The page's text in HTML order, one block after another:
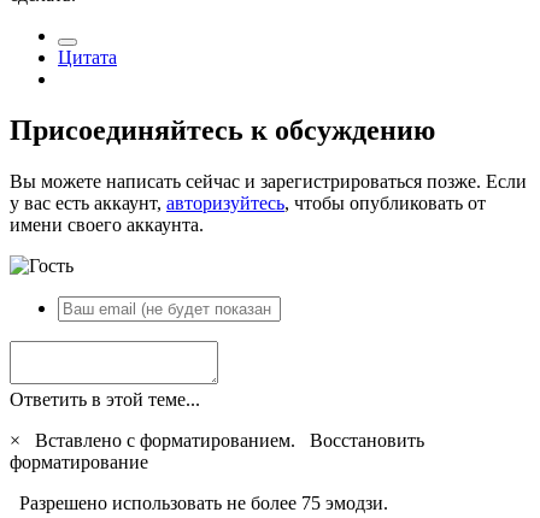
Цитата
Присоединяйтесь к обсуждению
Вы можете написать сейчас и зарегистрироваться позже. Если
у вас есть аккаунт, авторизуйтесь, чтобы опубликовать от
имени своего аккаунта.
Ответить в этой теме...
×
Вставлено с форматированием. Восстановить
форматирование
Разрешено использовать не более 75 эмодзи.